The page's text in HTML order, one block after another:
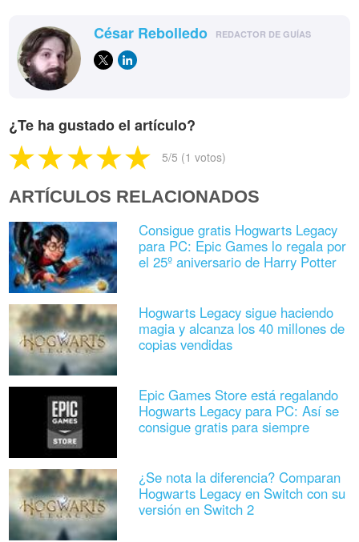
César Rebolledo REDACTOR DE GUÍAS
¿Te ha gustado el artículo?
5/5 (1 votos)
ARTÍCULOS RELACIONADOS
Consigue gratis Hogwarts Legacy
para PC: Epic Games lo regala por
el 25º aniversario de Harry Potter
Hogwarts Legacy sigue haciendo
magia y alcanza los 40 millones de
copias vendidas
Epic Games Store está regalando
Hogwarts Legacy para PC: Así se
consigue gratis para siempre
¿Se nota la diferencia? Comparan
Hogwarts Legacy en Switch con su
versión en Switch 2